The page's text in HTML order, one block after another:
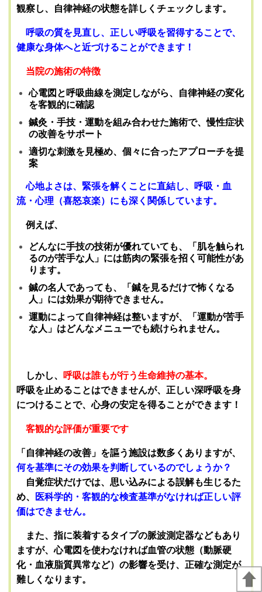
観察し、自律神経の状態を詳しくチェックします。
呼吸の質を見直し、正しい呼吸を習得することで、
健康な身体へと近づけることができます！
当院の施術の特徴
心電図と呼吸曲線を測定しながら、自律神経の変化
を客観的に確認
鍼灸・手技・運動を組み合わせた施術で、慢性症状
の改善をサポート
適切な刺激を見極め、個々に合ったアプローチを提
案
心地よさは、緊張を解くことに直結し、呼吸・血
流・心理（喜怒哀楽）にも深く関係しています。
例えば、
どんなに手技の技術が優れていても、「肌を触られ
るのが苦手な人」には筋肉の緊張を招く可能性があ
ります。
鍼の名人であっても、「鍼を見るだけで怖くなる
人」には効果が期待できません。
運動によって自律神経は整いますが、「運動が苦手
な人」はどんなメニューでも続けられません。
しかし、
呼吸は誰もが行う生命維持の基本。
呼吸を止めることはできませんが、正しい深呼吸を身
につけることで、心身の安定を得ることができます！
客観的な評価が重要です
「自律神経の改善」を謳う施設は数多くありますが、
何を基準にその効果を判断しているのでしょうか？
自覚症状だけでは、思い込みによる誤解も生じるた
め、
医科学的・客観的な検査基準がなければ正しい評
価はできません。
また、指に装着するタイプの脈波測定器などもあり
ますが、心電図を使わなければ血管の状態（動脈硬
化・血液脂質異常など）の影響を受け、正確な測定が
難しくなります。